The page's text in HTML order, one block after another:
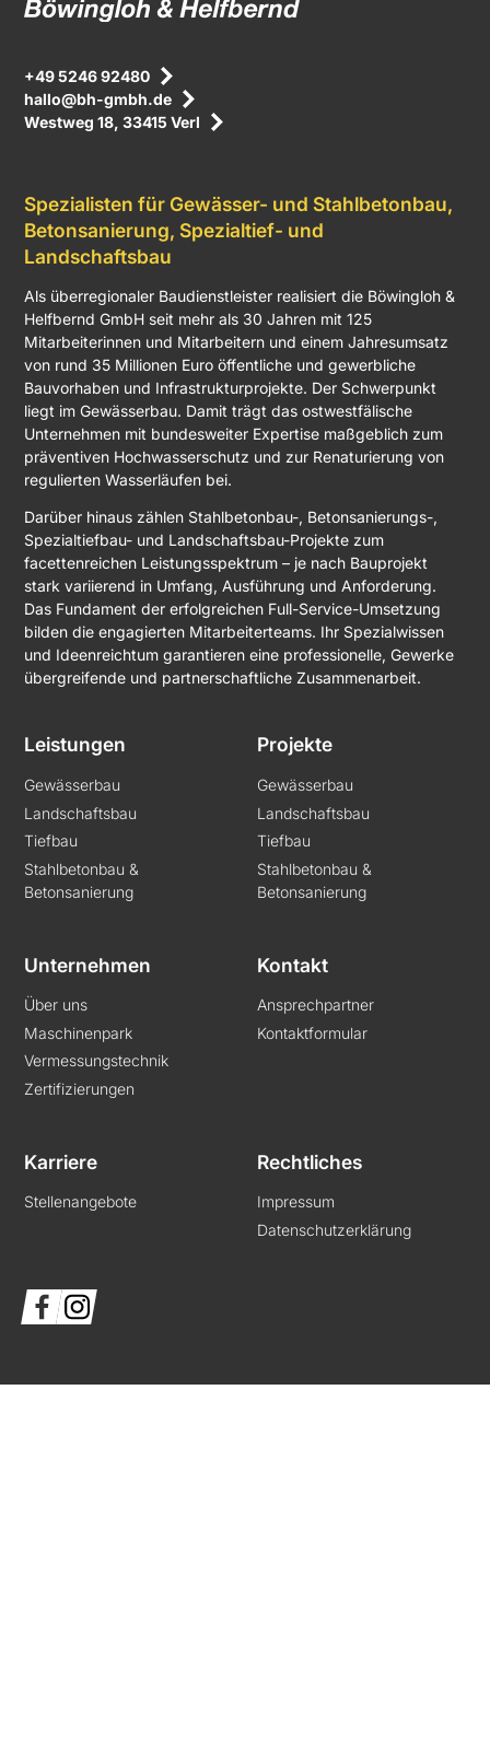
+49 5246 92480
hallo@bh-gmbh.de
Westweg 18, 33415 Verl
Spezialisten für Gewässer- und Stahlbetonbau,
Betonsanierung, Spezialtief- und
Landschaftsbau
Als überregionaler Baudienstleister realisiert die Böwingloh &
Helfbernd GmbH seit mehr als 30 Jahren mit 125
Mitarbeiterinnen und Mitarbeitern und einem Jahresumsatz
von rund 35 Millionen Euro öffentliche und gewerbliche
Bauvorhaben und Infrastrukturprojekte. Der Schwerpunkt
liegt im Gewässerbau. Damit trägt das ostwestfälische
Unternehmen mit bundesweiter Expertise maßgeblich zum
präventiven Hochwasserschutz und zur Renaturierung von
regulierten Wasserläufen bei.
Darüber hinaus zählen Stahlbetonbau-, Betonsanierungs-,
Spezialtiefbau- und Landschaftsbau-Projekte zum
facettenreichen Leistungsspektrum – je nach Bauprojekt
stark variierend in Umfang, Ausführung und Anforderung.
Das Fundament der erfolgreichen Full-Service-Umsetzung
bilden die engagierten Mitarbeiterteams. Ihr Spezialwissen
und Ideenreichtum garantieren eine professionelle, Gewerke
übergreifende und partnerschaftliche Zusammenarbeit.
Leistungen
Gewässerbau
Landschaftsbau
Tiefbau
Stahlbetonbau &
Betonsanierung
Projekte
Gewässerbau
Landschaftsbau
Tiefbau
Stahlbetonbau &
Betonsanierung
Unternehmen
Über uns
Maschinenpark
Vermessungstechnik
Zertifizierungen
Kontakt
Ansprechpartner
Kontaktformular
Karriere
Stellenangebote
Rechtliches
Impressum
Datenschutzerklärung